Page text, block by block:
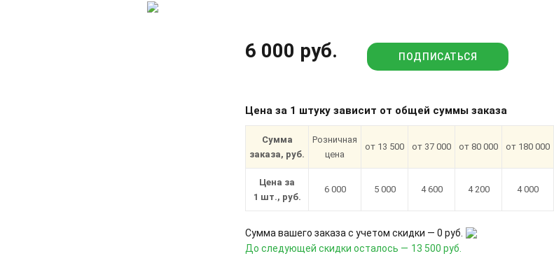
6 000 руб. ПОДПИСАТЬСЯ
Цена за 1 штуку зависит от общей суммы заказа
Сумма
заказа, руб.
Розничная
цена
от 13 500 от 37 000 от 80 000 от 180 000
Цена за
1 шт., руб.
6 000 5 000 4 600 4 200 4 000
Сумма вашего заказа с учетом скидки —0 руб.
До следующей скидки осталось — 13 500 руб.